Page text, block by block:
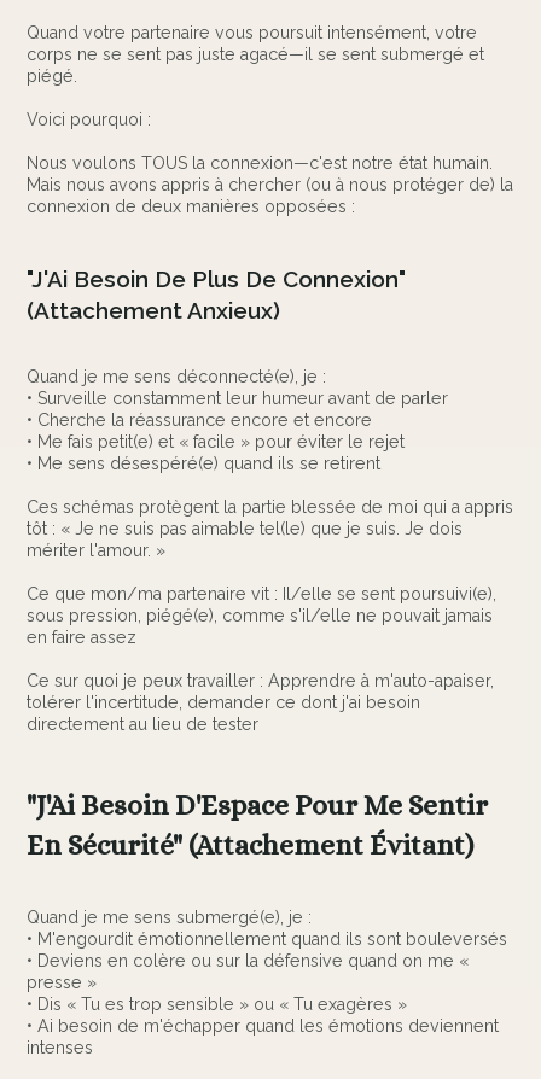
Quand votre partenaire vous poursuit intensément, votre
corps ne se sent pas juste agacé—il se sent submergé et
piégé.
Voici pourquoi :
Nous voulons TOUS la connexion—c'est notre état humain.
Mais nous avons appris à chercher (ou à nous protéger de) la
connexion de deux manières opposées :
"J'Ai Besoin De Plus De Connexion"
(Attachement Anxieux)
Quand je me sens déconnecté(e), je :
• Surveille constamment leur humeur avant de parler
• Cherche la réassurance encore et encore
• Me fais petit(e) et « facile » pour éviter le rejet
• Me sens désespéré(e) quand ils se retirent
Ces schémas protègent la partie blessée de moi qui a appris
tôt : « Je ne suis pas aimable tel(le) que je suis. Je dois
mériter l'amour. »
Ce que mon/ma partenaire vit : Il/elle se sent poursuivi(e),
sous pression, piégé(e), comme s'il/elle ne pouvait jamais
en faire assez
Ce sur quoi je peux travailler : Apprendre à m'auto-apaiser,
tolérer l'incertitude, demander ce dont j'ai besoin
directement au lieu de tester
"J'Ai Besoin D'Espace Pour Me Sentir
En Sécurité" (Attachement Évitant)
Quand je me sens submergé(e), je :
• M'engourdit émotionnellement quand ils sont bouleversés
• Deviens en colère ou sur la défensive quand on me «
presse »
• Dis « Tu es trop sensible » ou « Tu exagères »
• Ai besoin de m'échapper quand les émotions deviennent
intenses